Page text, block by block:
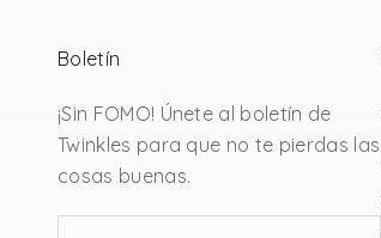
Boletín
¡Sin FOMO! Únete al boletín de
Twinkles para que no te pierdas las
cosas buenas.